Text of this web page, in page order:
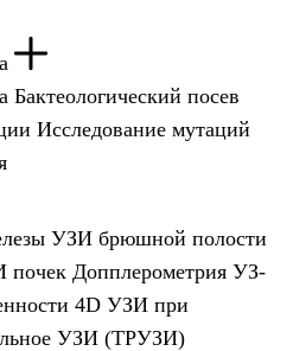
Бактеологический посев
Исследование мутаций
УЗИ брюшной полости
почек Допплерометрия УЗ-
4D УЗИ при
УЗИ (ТРУЗИ)